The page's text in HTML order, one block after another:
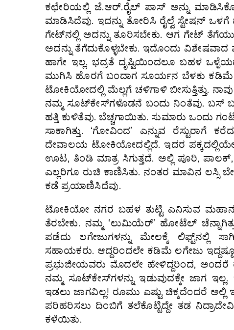
ಕಛೇರಿಯಲ್ಲಿ ಜೆ.ಆರ್.ರೈಲ್ ಪಾಸ್ ಅನ್ನು
ಮಾಡಿಸಿದೆವು. ಇದನ್ನು ತೋರಿಸಿ ರೈಲ್ವೆ ಸ್ಟೇಷನ್
ಗೇಟ್‌ನಲ್ಲಿ ಅದನ್ನು ತೂರಿಸಬೇಕು. ಆಗ ಗೇಟ್
ಅದನ್ನು ತೆಗೆದುಕೊಳ್ಳಬೇಕು. ಇದೊಂದು
ಹಾಗೇ ಇಲ್ಲ. ಭದ್ರತೆ ದೃಷ್ಟಿಯಿಂದಲೂ ಬಹಳ
ಮುಗಿಸಿ ಹೊರಗೆ ಬಂದಾಗ ಸೂರ್ಯನ ಬೆಳಕು ಕಡಿಮೆ
ಟೋಕಿಯೋದಲ್ಲಿ ಮೆಲ್ಲಗೆ ಚಳಿಗಾಳಿ ಬೀಸುತ್ತಿತ್ತು.
ನಮ್ಮ ಸೂಟ್‌ಕೇಸ್‌ಗಳೊಡನೆ ಬಂದು ನಿಂತೆವು. ಬಸ್
ಹತ್ತಿ ಕುಳಿತೆವು. ಬೆಚ್ಚಗಾಯಿತು. ಸುಮಾರು ಒಂದು
ಸಾಕಾಗಿತ್ತು. ‘ಗೋವಿಂದ’ ಎನ್ನುವ ರೆಸ್ಟುರಾಗೆ
ದೇವಾಲಯ ಟೋಕಿಯೋದಲ್ಲಿದೆ. ಇದರ ಪಕ್ಕದಲ್ಲಿಯೇ
ಊಟ, ತಿಂಡಿ ಮಾತ್ರ ಸಿಗುತ್ತದೆ. ಅಲ್ಲಿ ಪೂರಿ,
ಎಲ್ಲರಿಗೂ ರುಚಿ ಕಾಣಿಸಿತು. ನಂತರ ಮಾವಿನ
ಕಡೆ ಪ್ರಯಾಣಿಸಿದೆವು.
ಟೋಕಿಯೋ ನಗರ ಬಹಳ ತುಟ್ಟಿ ಎನಿಸುವ
ತೆರಬೇಕು. ನಮ್ಮ ‘ಲುಮಿಯೆರ್’ ಹೋಟೆಲ್
ಪಡೆದು ಲಗೇಜುಗಳನ್ನು ಮೇಲಕ್ಕೆ ಲಿಫ್ಟ್‌ನಲ್ಲಿ
ಸಹಾಯಕರು. ಆದ್ದರಿಂದಲೇ ಕಡಿಮೆ ಲಗೇಜು
ಪ್ರಭುಜೀಯವರು ಮೊದಲೇ ಹೇಳಿದ್ದರಿಂದ, ಅಂದರೆ
ನಮ್ಮ ಸೂಟ್‌ಕೇಸ್‌ಗಳನ್ನು ಇಡುವುದಕ್ಕೇ ಜಾಗ
ಇಡಲು ಜಾಗವಿಲ್ಲ! ರೂಮು ಎಷ್ಟು ಚಿಕ್ಕದೆಂದರೆ ಅಲ್ಲಿ
ಪರಿಹರಿಸಲು ದಿಂಬಿಗೆ ತಲೆಕೊಟ್ಟಿದ್ದೇ ತಡ
ಕಳೆಯಿತು.